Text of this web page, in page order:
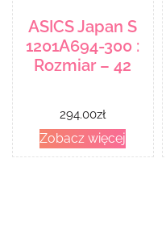
ASICS Japan S
1201A694-300 :
Rozmiar – 42
294.00zł
Zobacz więcej